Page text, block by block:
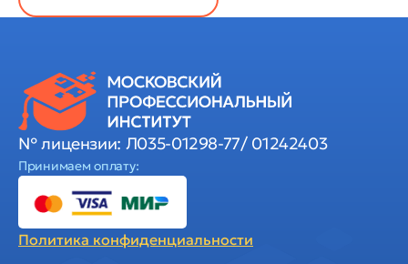
№ лицензии: Л035-01298-77/ 01242403
Принимаем оплату:
Политика конфиденциальности